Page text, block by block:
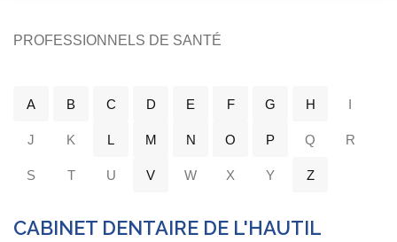
PROFESSIONNELS DE SANTÉ
A B C D E F G H I
J K L M N O P Q R
S T U V W X Y Z
CABINET DENTAIRE DE L'HAUTIL